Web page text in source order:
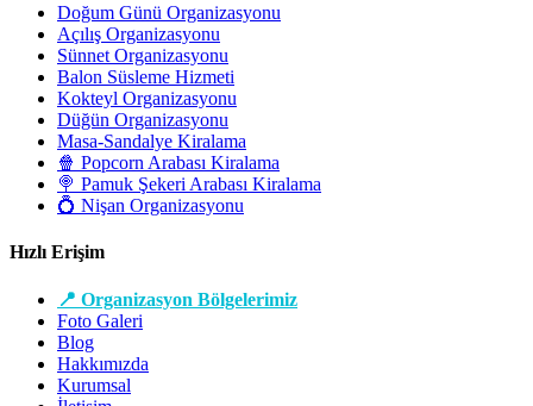
Doğum Günü Organizasyonu
Açılış Organizasyonu
Sünnet Organizasyonu
Balon Süsleme Hizmeti
Kokteyl Organizasyonu
Düğün Organizasyonu
Masa-Sandalye Kiralama
🍿 Popcorn Arabası Kiralama
🍭 Pamuk Şekeri Arabası Kiralama
💍 Nişan Organizasyonu
Hızlı Erişim
📍 Organizasyon Bölgelerimiz
Foto Galeri
Blog
Hakkımızda
Kurumsal